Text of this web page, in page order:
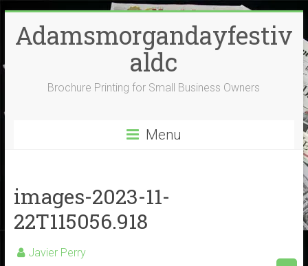
content
Adamsmorgandayfestiv
aldc
Brochure Printing for Small Business Owners
Menu
images-2023-11-
22T115056.918
Javier Perry